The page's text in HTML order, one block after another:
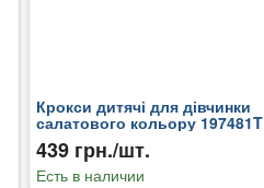
Крокси дитячі для дівчинки
салатового кольору 197481T
439 грн./шт.
Есть в наличии